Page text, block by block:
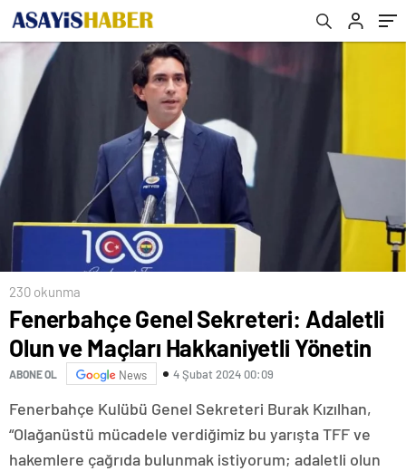
230 okunma
Fenerbahçe Genel Sekreteri: Adaletli
Olun ve Maçları Hakkaniyetli Yönetin
ABONE OL News 4 Şubat 2024 00:09
Fenerbahçe Kulübü Genel Sekreteri Burak Kızılhan,
“Olağanüstü mücadele verdiğimiz bu yarışta TFF ve
hakemlere çağrıda bulunmak istiyorum; adaletli olun